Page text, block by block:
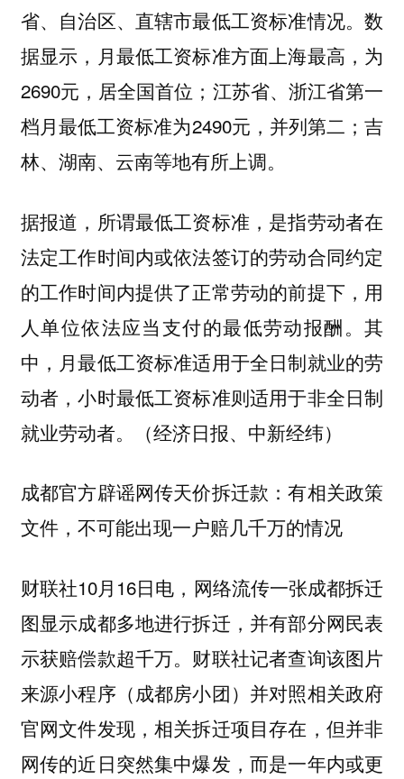
省、自治区、直辖市最低工资标准情况。数
据显示，月最低工资标准方面上海最高，为
2690元，居全国首位；江苏省、浙江省第一
档月最低工资标准为2490元，并列第二；吉
林、湖南、云南等地有所上调。
据报道，所谓最低工资标准，是指劳动者在
法定工作时间内或依法签订的劳动合同约定
的工作时间内提供了正常劳动的前提下，用
人单位依法应当支付的最低劳动报酬。其
中，月最低工资标准适用于全日制就业的劳
动者，小时最低工资标准则适用于非全日制
就业劳动者。（经济日报、中新经纬）
成都官方辟谣网传天价拆迁款：有相关政策
文件，不可能出现一户赔几千万的情况
财联社10月16日电，网络流传一张成都拆迁
图显示成都多地进行拆迁，并有部分网民表
示获赔偿款超千万。财联社记者查询该图片
来源小程序（成都房小团）并对照相关政府
官网文件发现，相关拆迁项目存在，但并非
网传的近日突然集中爆发，而是一年内或更